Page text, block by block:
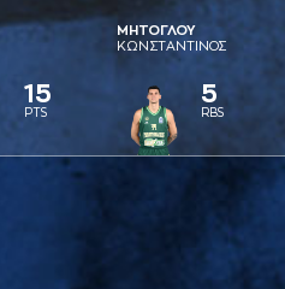
15
PTS
ΜΗΤΟΓΛΟΥ
ΚΩΝΣΤAΝΤΙΝΟΣ
5
RBS